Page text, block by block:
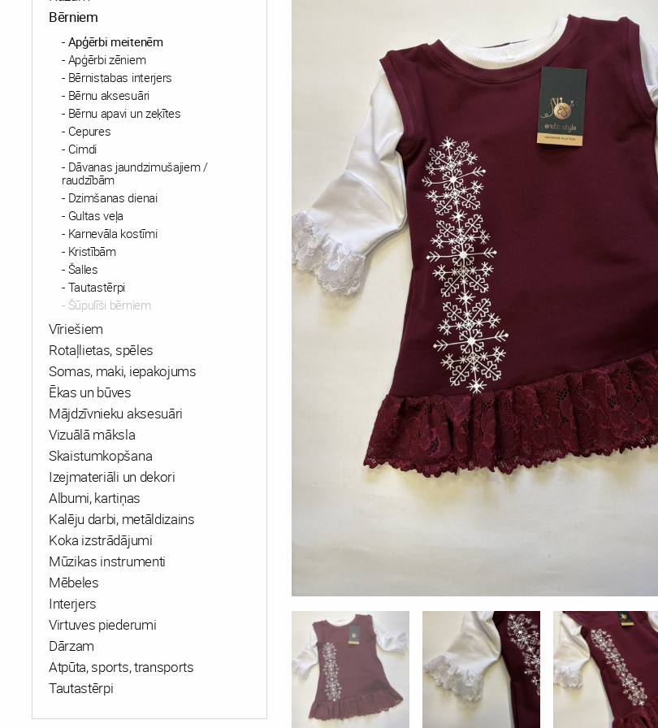
Bērniem
Apģērbi meitenēm
Apģērbi zēniem
Bērnistabas interjers
Bērnu aksesuāri
Bērnu apavi un zeķītes
Cepures
Cimdi
Dāvanas jaundzimušajiem /
raudzībām
Dzimšanas dienai
Gultas veļa
Karnevāla kostīmi
Kristībām
Šalles
Tautastērpi
Šūpulīši bērniem
Vīriešiem
Rotaļlietas, spēles
Somas, maki, iepakojums
Ēkas un būves
Mājdzīvnieku aksesuāri
Vizuālā māksla
Skaistumkopšana
Izejmateriāli un dekori
Albumi, kartiņas
Kalēju darbi, metāldizains
Koka izstrādājumi
Mūzikas instrumenti
Mēbeles
Interjers
Virtuves piederumi
Dārzam
Atpūta, sports, transports
Tautastērpi